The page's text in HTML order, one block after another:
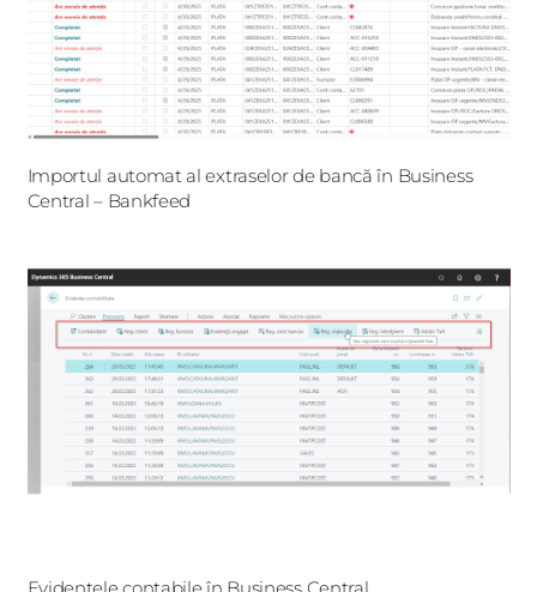
Importul automat al extraselor de bancă în Business
Central – Bankfeed